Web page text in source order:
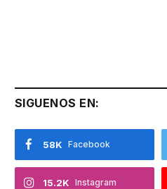
SIGUENOS EN:
Facebook
58K
Instagram
15.2K